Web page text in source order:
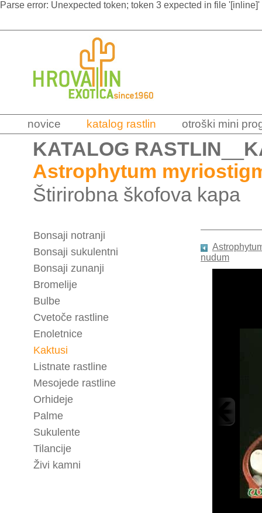
Parse error: Unexpected token; token 3 expected in file
novice katalog rastlin otroški mini
KATALOG RASTLIN
Astrophytum
Štirirobna škofova kapa
Bonsaji notranji
Bonsaji sukulentni
Bonsaji zunanji
Bromelije
Bulbe
Cvetoče rastline
Enoletnice
Kaktusi
Listnate rastline
Mesojede rastline
Orhideje
Palme
Sukulente
Tilancije
Živi kamni
nudum